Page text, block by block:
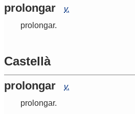
prolongar
v.
prolongar.
Castellà
prolongar
v.
prolongar.